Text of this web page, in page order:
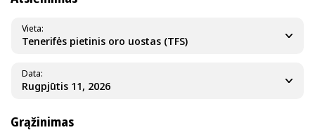
Tenerifės pietinis oro uostas (TFS)
Vieta
Data
Grąžinimas